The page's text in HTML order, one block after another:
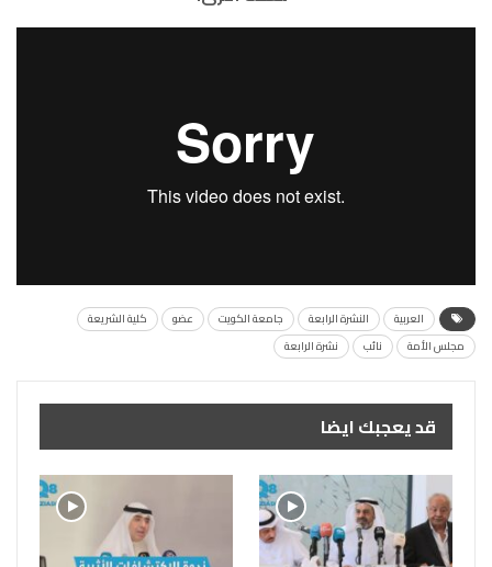
العربية النشرة الرابعة جامعة الكويت عضو
كلية الشريعة
مجلس الأمة
نائب نشرة الرابعة
قد يعجبك ايضا